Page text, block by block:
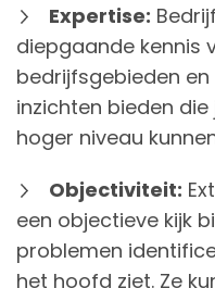
Expertise:
diepgaande kennis
bedrijfsgebieden
inzichten bieden
hoger niveau
Objectiviteit:
een objectieve kijk
problemen
het hoofd ziet. Ze